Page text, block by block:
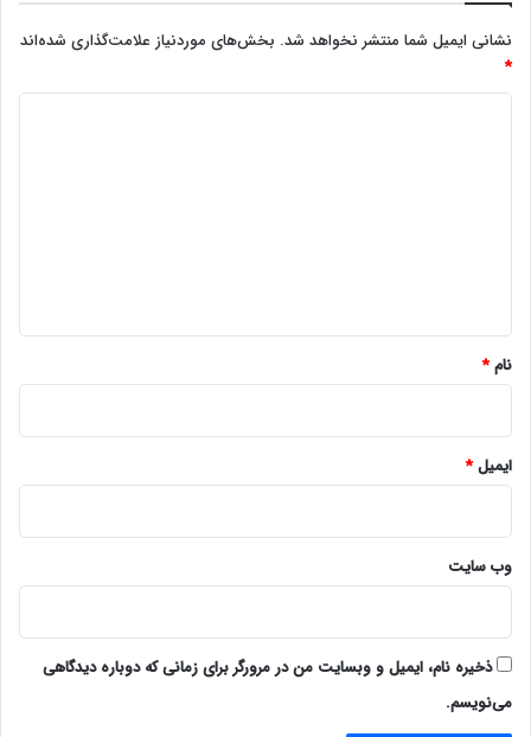
نشانی ایمیل شما منتشر نخواهد شد. بخش‌های موردنیاز علامت‌گذاری شده‌اند
*
نام*
ایمیل*
وب‌ سایت
ذخیره نام، ایمیل و وبسایت من در مرورگر برای زمانی که دوباره دیدگاهی
می‌نویسم.